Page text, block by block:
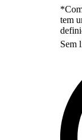
tem
Sem